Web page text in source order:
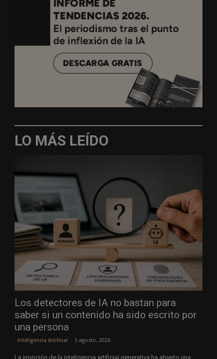
LO MÁS LEÍDO
Los detectores de IA no bastan para
saber si un contenido ha sido escrito por
una persona
Inteligencia Artificial 3 agosto, 2026
La irrupción de la inteligencia artificial generativa ha abierto una